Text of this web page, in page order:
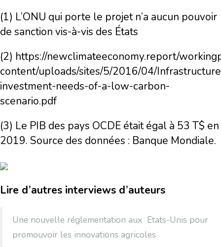
(1) L’ONU qui porte le projet n’a aucun pouvoir
de sanction vis-à-vis des États
(2) https://newclimateeconomy.report/
content/uploads/sites/5/2016/04/
investment-needs-of-a-low-carbon-
scenario.pdf
(3) Le PIB des pays OCDE était égal à 53 T$ en
2019. Source des données : Banque Mondiale.
Lire d’autres interviews d’auteurs
Une nouvelle réglementation aux Etats-Unis pour
promouvoir les innovations agricoles